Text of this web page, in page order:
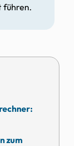
führen.
zum